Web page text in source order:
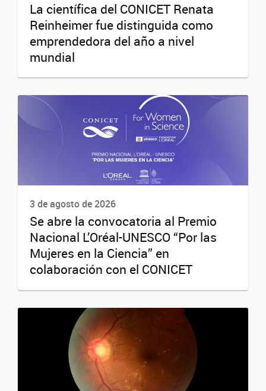
La científica del CONICET Renata
Reinheimer fue distinguida como
emprendedora del año a nivel
mundial
3 de agosto de 2026
Se abre la convocatoria al Premio
Nacional L’Oréal-UNESCO “Por las
Mujeres en la Ciencia” en
colaboración con el CONICET